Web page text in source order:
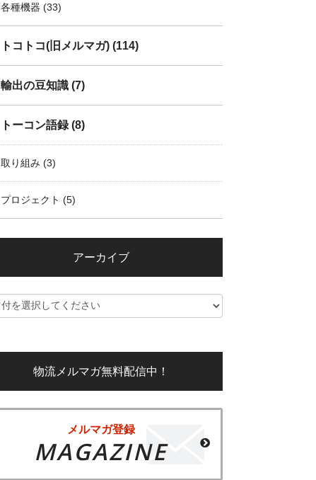
各種機器 (33)
トコトコ(旧メルマガ) (114)
輸出の豆知識 (7)
トーコン語録(8)
取り組み (3)
プロジェクト (5)
アーカイブ
物流メルマガ無料配信中！
メルマガ登録
MAGAZINE